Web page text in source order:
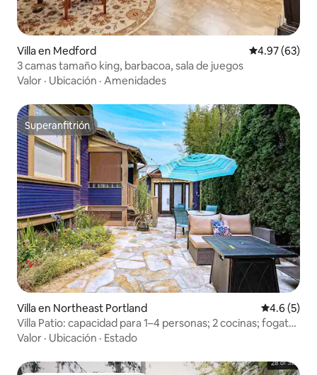
Villa en Medford Calificación
4.97 (63)
3 camas tamaño king, barbacoa, sala de juegos
Valor · Ubicación · Amenidades
Superanfitrión
Superanfitrión
Villa en Northeast Portland
4.6 (5)
Villa Patio: capacidad para 1–4 personas; 2 cocinas; fogata
de gas
Valor · Ubicación · Estado